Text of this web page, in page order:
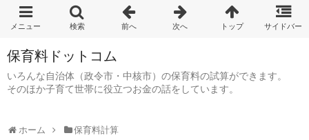
保育料ドットコム
いろんな自治体（政令市・中核市）の保育料の試算ができます。
そのほか子育て世帯に役立つお金の話をしています。
ホーム 保育料計算